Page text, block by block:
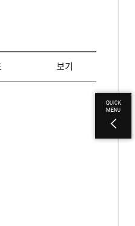
QUICK
MENU
보기